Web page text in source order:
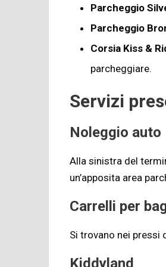
Parcheggio
Parcheggio
Corsia Kiss &
parcheggiare.
Servizi
Noleggio auto
Alla sinistra del
un’apposita area
Carrelli per
Si trovano nei pressi
Kiddyland